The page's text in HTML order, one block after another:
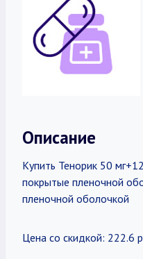
Описание
Купить Тенорик 50
покрытые пленочной
пленочной оболочкой
Цена со скидкой: 222.6